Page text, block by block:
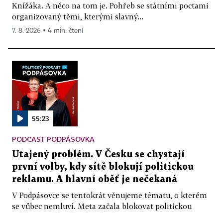
Knížáka. A něco na tom je. Pohřeb se státními poctami
organizovaný těmi, kterými slavný...
7. 8. 2026 ▪ 4 min. čtení
55:23
PODCAST PODPÁSOVKA
Utajený problém. V Česku se chystají
první volby, kdy sítě blokují politickou
reklamu. A hlavní oběť je nečekaná
V Podpásovce se tentokrát věnujeme tématu, o kterém
se vůbec nemluví. Meta začala blokovat politickou